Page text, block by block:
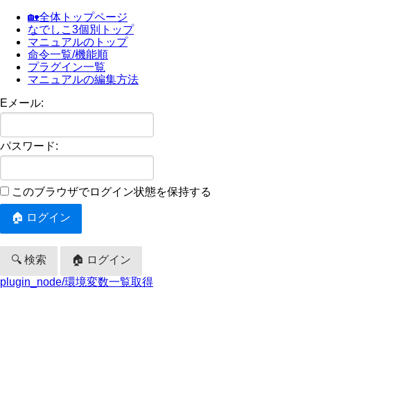
🏡全体トップページ
なでしこ3個別トップ
マニュアルのトップ
命令一覧/機能順
プラグイン一覧
マニュアルの編集方法
Eメール:
パスワード:
このブラウザでログイン状態を保持する
🔍 検索
🏠 ログイン
plugin_node/環境変数一覧取得